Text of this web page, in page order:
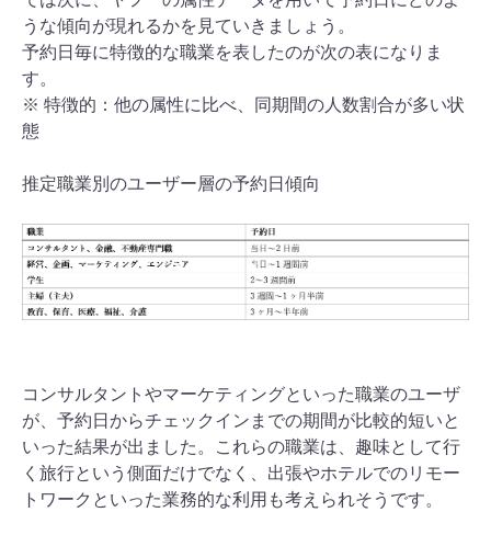
うな傾向が現れるかを見ていきましょう。
予約日毎に特徴的な職業を表したのが次の表になりま
す。
※ 特徴的：他の属性に比べ、同期間の人数割合が多い状
態
推定職業別のユーザー層の予約日傾向
コンサルタントやマーケティングといった職業のユーザ
が、予約日からチェックインまでの期間が比較的短いと
いった結果が出ました。これらの職業は、趣味として行
く旅行という側面だけでなく、出張やホテルでのリモー
トワークといった業務的な利用も考えられそうです。